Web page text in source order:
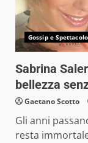
Gossip e Spettacolo
Sabrina
bellezza
Gaetano Scotto
Gli anni
resta